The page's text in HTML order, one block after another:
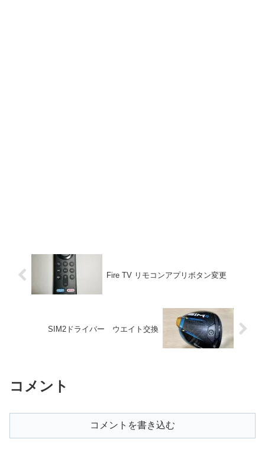
Fire TV リモコンアプリボタン変更
SIM2ドライバー ウエイト交換
コメント
コメントを書き込む